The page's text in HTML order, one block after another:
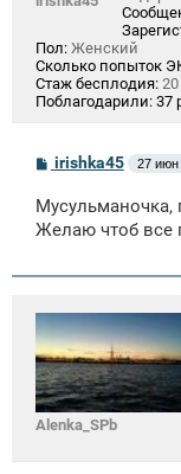
Пол: Женский
Сколько попыток
Стаж бесплодия:
Поблагодарили: 37
С
б
щ
и
irishka45 27 июн
Мусульманочка,
Желаю чтоб все
Alenka_SPb